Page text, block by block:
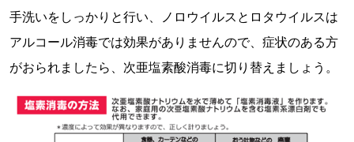
手洗いをしっかりと行い、ノロウイルスとロタウイルスは
アルコール消毒では効果がありませんので、症状のある方
がおられましたら、次亜塩素酸消毒に切り替えましょう。